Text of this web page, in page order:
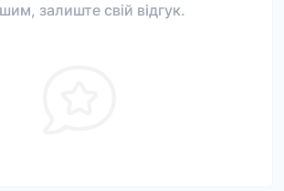
залиште свій відгук.